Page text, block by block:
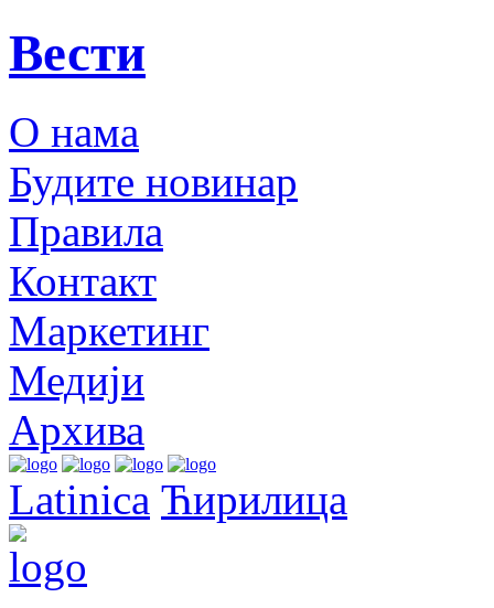
Вести
О нама
Будите новинар
Правила
Контакт
Маркетинг
Медији
Архива
Latinica Ћирилица